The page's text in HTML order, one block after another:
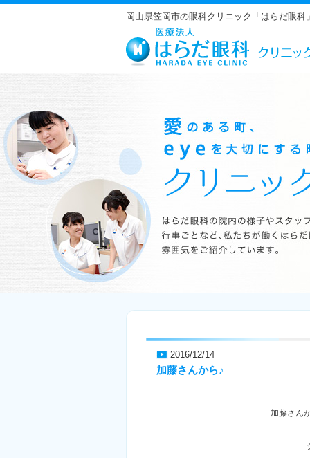
岡山県笠岡市の眼科クリニック「はらだ眼
2016/12/14
加藤さんから♪
加藤さん